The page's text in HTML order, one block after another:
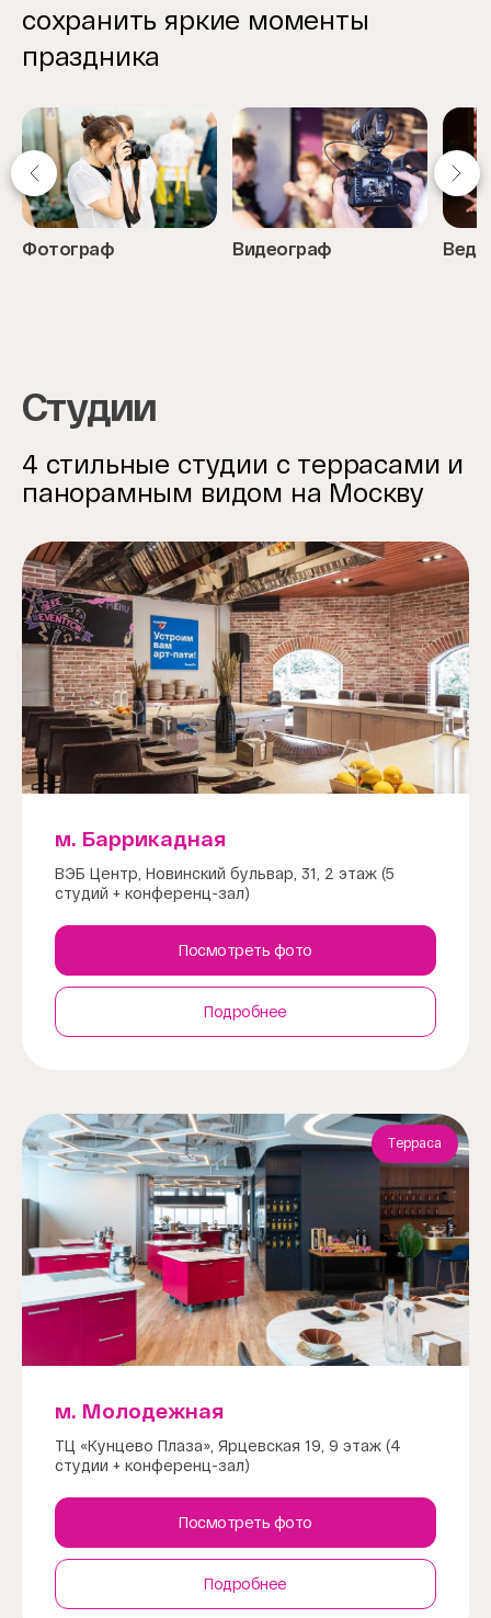
сохранить яркие моменты
праздника
Фотограф Видеограф
Студии
4 стильные студии с террасами и
панорамным видом на Москву
м. Баррикадная
ВЭБ Центр, Новинский бульвар, 31, 2 этаж (5
студий + конференц-зал)
Посмотреть фото
Подробнее
Терраса
м. Молодежная
ТЦ «Кунцево Плаза», Ярцевская 19, 9 этаж (4
студии + конференц-зал)
Посмотреть фото
Подробнее